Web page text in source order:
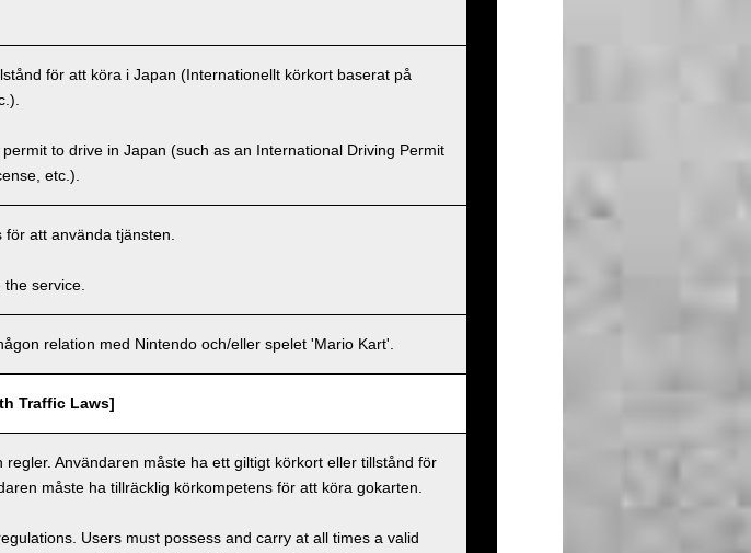
för att köra i Japan (Internationellt körkort baserat på
to drive in Japan (such as an International Driving Permit
etc.).
att använda tjänsten.
service.
relation med Nintendo och/eller spelet 'Mario Kart'.
Traffic Laws]
Användaren måste ha ett giltigt körkort eller tillstånd för
måste ha tillräcklig körkompetens för att köra gokarten.
Users must possess and carry at all times a valid